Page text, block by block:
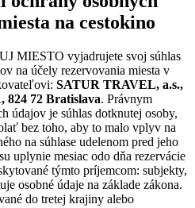
na cestokino
MIESTO vyjadrujete svoj súhlas
na účely rezervovania miesta v
SATUR TRAVEL, a.s.,
824 72 Bratislava. Právnym
údajov je súhlas dotknutej osoby,
bez toho, aby to malo vplyv na
na súhlase udelenom pred jeho
uplynie mesiac odo dňa rezervácie
týmto príjemcom: subjekty,
osobné údaje na základe zákona.
do tretej krajiny alebo